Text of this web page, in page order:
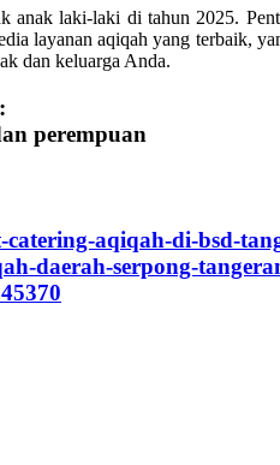
anak laki-laki di tahun 2025.
layanan aqiqah yang terbaik,
dan keluarga Anda.
perempuan
aqiqah-di-bsd-
daerah-serpong-